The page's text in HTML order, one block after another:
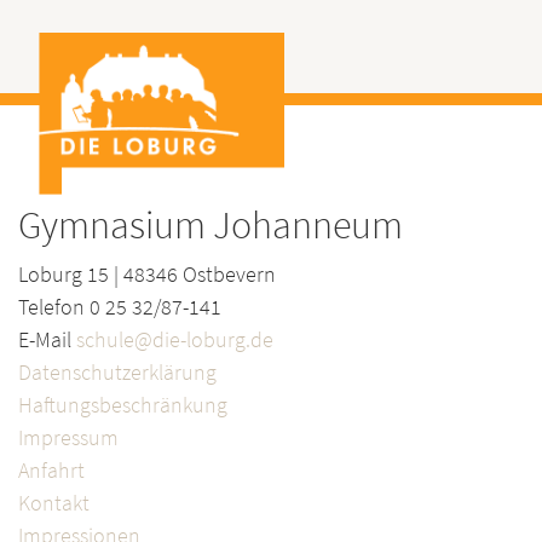
Gymnasium Johanneum
Loburg 15 | 48346 Ostbevern
Telefon 0 25 32/87-141
E-Mail schule@die-loburg.de
Datenschutzerklärung
Haftungsbeschränkung
Impressum
Anfahrt
Kontakt
Impressionen